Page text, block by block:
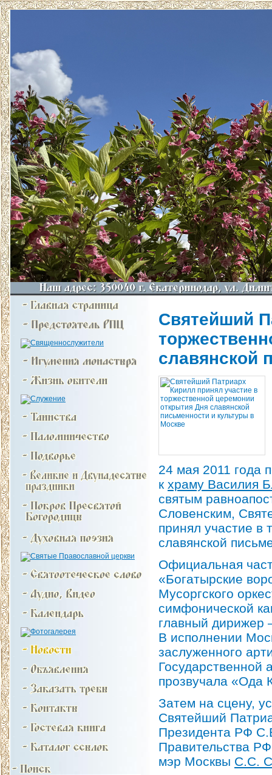
Святейший
славянской
24 мая 2011 года
к храму Василия
святым
Словенским,
принял участие в
славянской
Официальная
«Богатырские
Мусоргского
симфонической
главный дирижер
В исполнении
заслуженного
Государственной
прозвучала
Затем на сцену,
Святейший
Президента РФ
Правительства
мэр Москвы С.С.